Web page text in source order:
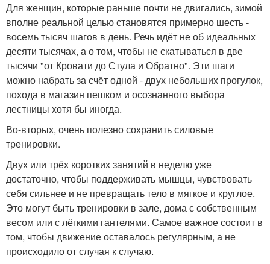
Для женщин, которые раньше почти не двигались, зимой
вполне реальной целью становятся примерно шесть -
восемь тысяч шагов в день. Речь идёт не об идеальных
десяти тысячах, а о том, чтобы не скатываться в две
тысячи "от Кровати до Стула и Обратно". Эти шаги
можно набрать за счёт одной - двух небольших прогулок,
похода в магазин пешком и осознанного выбора
лестницы хотя бы иногда.
Во-вторых, очень полезно сохранить силовые
тренировки.
Двух или трёх коротких занятий в неделю уже
достаточно, чтобы поддерживать мышцы, чувствовать
себя сильнее и не превращать тело в мягкое и круглое.
Это могут быть тренировки в зале, дома с собственным
весом или с лёгкими гантелями. Самое важное состоит в
том, чтобы движение оставалось регулярным, а не
происходило от случая к случаю.